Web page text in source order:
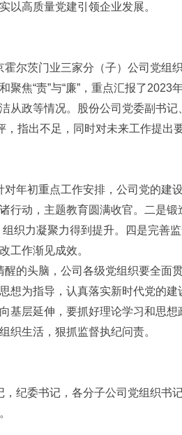
以高质量党建引领企业发展。
尔茨门业三家分（子）公司党组
焦“责”与“廉”，重点汇报了2023
从政等情况。股份公司党委副书记
指出不足，同时对未来工作提出要
年初重点工作安排，公司党的建
行动，主题教育圆满收官。二是锻
织力凝聚力得到提升。四是完善
工作渐见成效。
的头脑，公司各级党组织要全面
想为指导，认真落实新时代党的建
基层延伸，要抓好理论学习和思想
织生活，狠抓监督执纪问责。
纪委书记，各分子公司党组织书